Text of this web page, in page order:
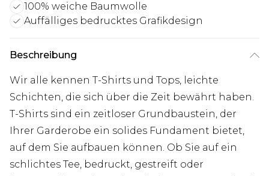
100% weiche Baumwolle
Auffälliges bedrucktes Grafikdesign
Beschreibung
Wir alle kennen T-Shirts und Tops, leichte
Schichten, die sich über die Zeit bewährt haben.
T-Shirts sind ein zeitloser Grundbaustein, der
Ihrer Garderobe ein solides Fundament bietet,
auf dem Sie aufbauen können. Ob Sie auf ein
schlichtes Tee, bedruckt, gestreift oder